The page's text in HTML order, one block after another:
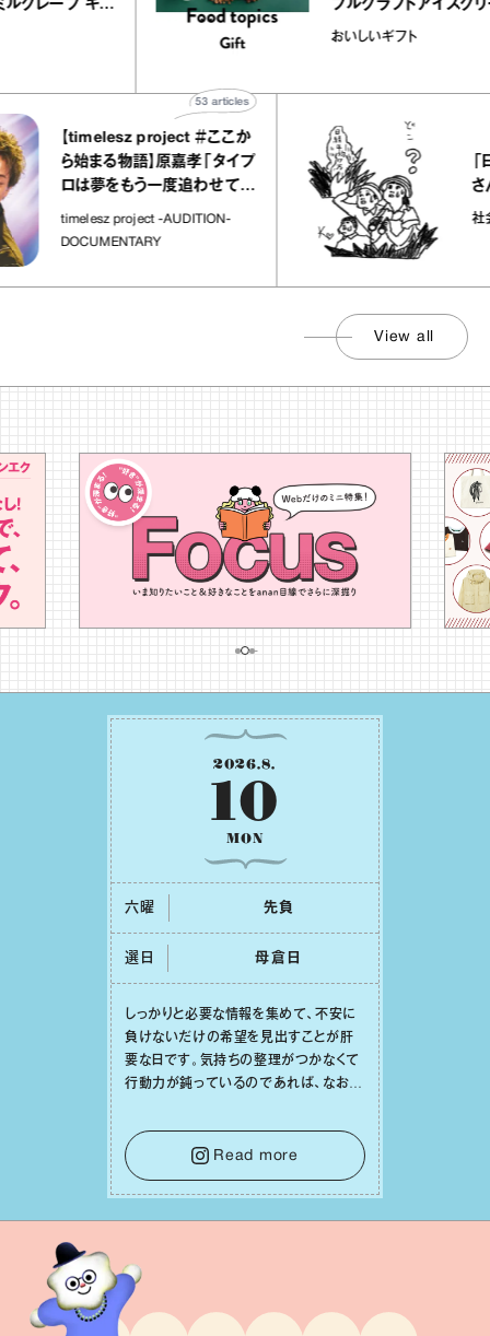
）』のミルクレープ キャ
ブルクラフトア
｜真野知子の
おいしいギフト
【timelesz project ＃ここか
ら始まる物語】原嘉孝「タイプ
ロは夢をもう一度追わせてく
れた場所」
timelesz project -AUDITION-
DOCUMENTARY
articles
「日経平
さんが解
社会のじか
View all
2026.8.
10
MON
六曜 先負
選日 ⺟倉⽇
しっかりと必要な情報を集めて、不安に
負けないだけの希望を⾒出すことが肝
要な⽇です。気持ちの整理がつかなくて
⾏動⼒が鈍っているのであれば、なおさ
を踏み出すのに役⽴つはず。また、広い
意味での「癒し」や「治療」が必要な⽇で
もあり、特に⼈間関係の改善は課題の⼀
つです。
Read more